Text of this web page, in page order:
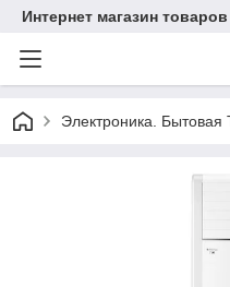
Интернет магазин
Электроника.